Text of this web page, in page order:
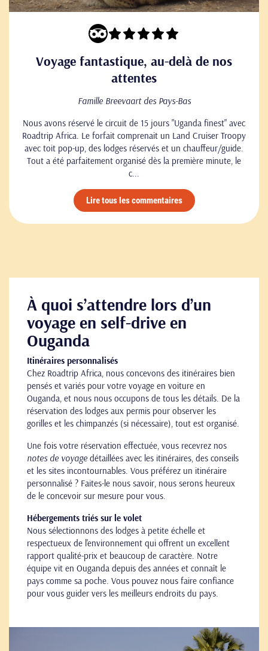
Voyage fantastique, au-delà de nos
attentes
Famille Breevaart des Pays-Bas
Nous avons réservé le circuit de 15 jours "Uganda finest" avec
Roadtrip Africa. Le forfait comprenait un Land Cruiser Troopy
avec toit pop-up, des lodges réservés et un chauffeur/guide.
Tout a été parfaitement organisé dès la première minute, le
c...
Lire tous les commentaires
À quoi s’attendre lors d’un
voyage en self-drive en
Ouganda
Itinéraires personnalisés
Chez Roadtrip Africa, nous concevons des itinéraires bien
pensés et variés pour votre voyage en voiture en
Ouganda, et nous nous occupons de tous les détails. De la
réservation des lodges aux permis pour observer les
gorilles et les chimpanzés (si nécessaire), tout est organisé.
Une fois votre réservation effectuée, vous recevrez nos
notes de voyage détaillées avec les itinéraires, des conseils
et les sites incontournables. Vous préférez un itinéraire
personnalisé ? Faites-le nous savoir, nous serons heureux
de le concevoir sur mesure pour vous.
Hébergements triés sur le volet
Nous sélectionnons des lodges à petite échelle et
respectueux de l'environnement qui offrent un excellent
rapport qualité-prix et beaucoup de caractère. Notre
équipe vit en Ouganda depuis des années et connaît le
pays comme sa poche. Vous pouvez nous faire confiance
pour vous guider vers les meilleurs endroits du pays.